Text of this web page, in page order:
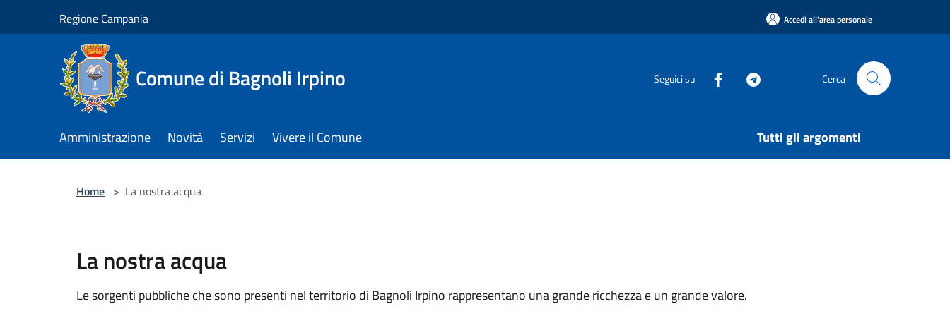
Regione Campania Accedi all'area personale
Comune di Bagnoli Irpino Seguici su Cerca
Amministrazione Novità Servizi Vivere il Comune Tutti gli argomenti
Home > La nostra acqua
La nostra acqua
Le sorgenti pubbliche che sono presenti nel territorio di Bagnoli Irpino rappresentano una grande ricchezza e un grande valore.